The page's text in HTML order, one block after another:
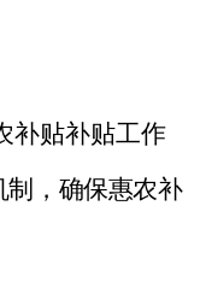
补贴补贴工作
制，确保惠农补